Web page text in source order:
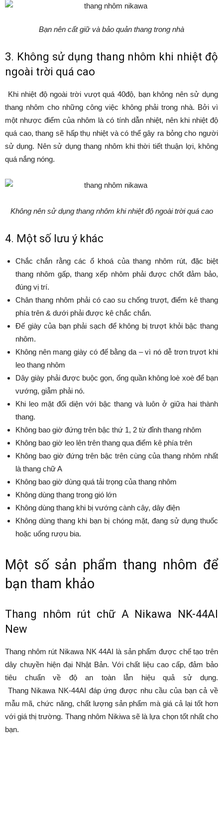
Bạn nên cất giữ và bảo quản thang trong nhà
3. Không sử dụng thang nhôm khi nhiệt độ
ngoài trời quá cao
Khi nhiệt độ ngoài trời vượt quá 40độ, bạn không nên sử dụng
thang nhôm cho những công việc không phải trong nhà. Bởi vì
một nhược điểm của nhôm là có tính dẫn nhiệt, nên khi nhiệt độ
quá cao, thang sẽ hấp thụ nhiệt và có thể gây ra bỏng cho người
sử dụng. Nên sử dụng thang nhôm khi thời tiết thuận lợi, không
quá nắng nóng.
Không nên sử dụng thang nhôm khi nhiệt độ ngoài trời quá cao
4. Một số lưu ý khác
Chắc chắn rằng các ổ khoá của thang nhôm rút, đặc biệt
thang nhôm gấp, thang xếp nhôm phải được chốt đảm bảo,
đúng vị trí.
Chân thang nhôm phải có cao su chống trượt, điểm kê thang
phía trên & dưới phải được kê chắc chắn.
Đế giày của bạn phải sạch để không bị trượt khỏi bậc thang
nhôm.
Không nên mang giày có đế bằng da – vì nó dễ trơn trựơt khi
leo thang nhôm
Dây giày phải được buộc gọn, ống quần không loè xoè để bạn
vướng, giẫm phải nó.
Khi leo mặt đối diện với bậc thang và luôn ở giữa hai thành
thang.
Không bao giờ đứng trên bậc thứ 1, 2 từ đỉnh thang nhôm
Không bao giờ leo lên trên thang qua điểm kê phía trên
Không bao giờ đứng trên bậc trên cùng của thang nhôm nhất
là thang chữ A
Không bao giờ dùng quá tải trọng của thang nhôm
Không dùng thang trong gió lớn
Không dùng thang khi bị vướng cành cây, dây điện
Không dùng thang khi bạn bị chóng mặt, đang sử dụng thuốc
hoặc uống rượu bia.
Một số sản phẩm thang nhôm để
bạn tham khảo
Thang nhôm rút chữ A Nikawa NK-44AI
New
Thang nhôm rút Nikawa NK 44AI là sản phẩm được chế tạo trên
dây chuyền hiện đại Nhật Bản. Với chất liệu cao cấp, đảm bảo
tiêu chuẩn về độ an toàn lẫn hiệu quả sử dụng.
Thang Nikawa NK-44AI đáp ứng được nhu cầu của bạn cả về
mẫu mã, chức năng, chất lượng sản phẩm mà giá cả lại tốt hơn
với giá thị trường. Thang nhôm Nikiwa sẽ là lựa chọn tốt nhất cho
bạn.